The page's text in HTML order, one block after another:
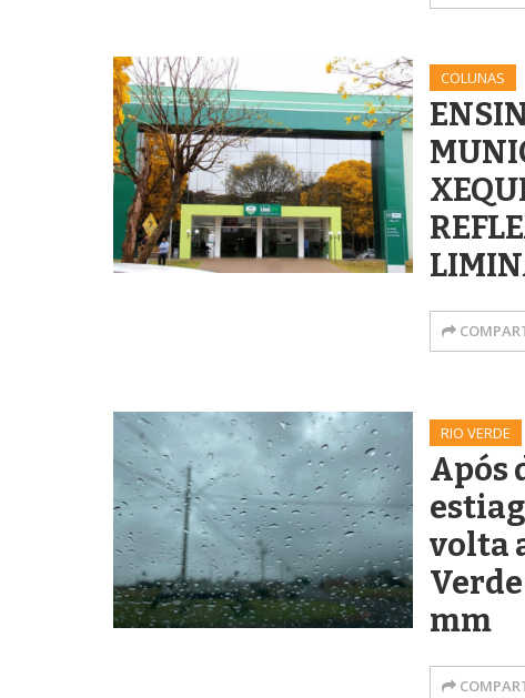
COLUNAS
RIO VERDE
Após
volta
mm